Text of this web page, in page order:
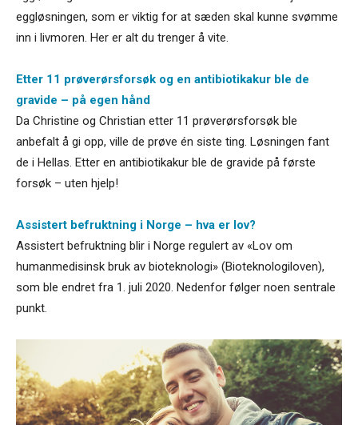
eggløsningen, som er viktig for at sæden skal kunne svømme
inn i livmoren. Her er alt du trenger å vite.
Etter 11 prøverørsforsøk og en antibiotikakur ble de
gravide – på egen hånd
Da Christine og Christian etter 11 prøverørsforsøk ble
anbefalt å gi opp, ville de prøve én siste ting. Løsningen fant
de i Hellas. Etter en antibiotikakur ble de gravide på første
forsøk – uten hjelp!
Assistert befruktning i Norge – hva er lov?
Assistert befruktning blir i Norge regulert av «Lov om
humanmedisinsk bruk av bioteknologi» (Bioteknologiloven),
som ble endret fra 1. juli 2020. Nedenfor følger noen sentrale
punkt.